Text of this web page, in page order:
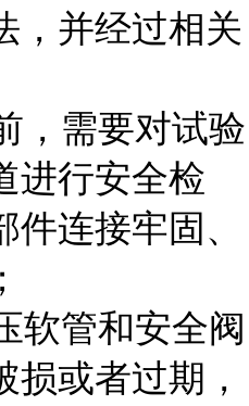
，并经过相关
，需要对试验
进行安全检
连接牢固、
软管和安全阀
损或者过期，